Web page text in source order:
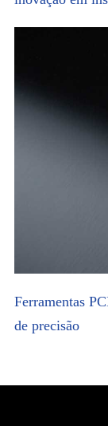
Ferramentas
de precisão